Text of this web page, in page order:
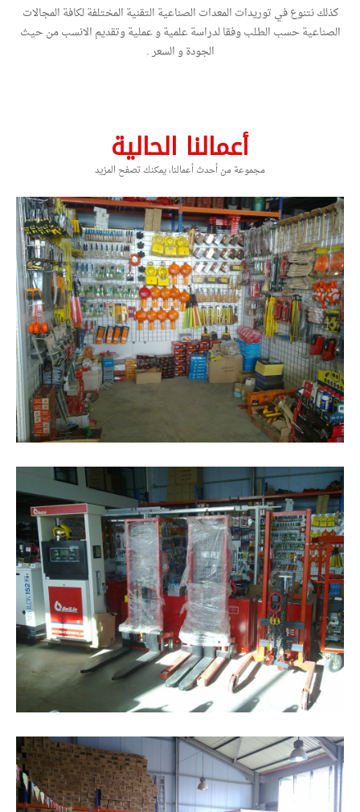
كذلك نتنوع في توريدات المعدات الصناعية التقنية المختلفة لكافة المجالات
الصناعية حسب الطلب وفقا لدراسة علمية و عملية وتقديم الانسب من حيث
الجودة و السعر .
أعمالنا الحالية
مجموعة من أحدث أعمالنا، يمكنك تصفح المزيد